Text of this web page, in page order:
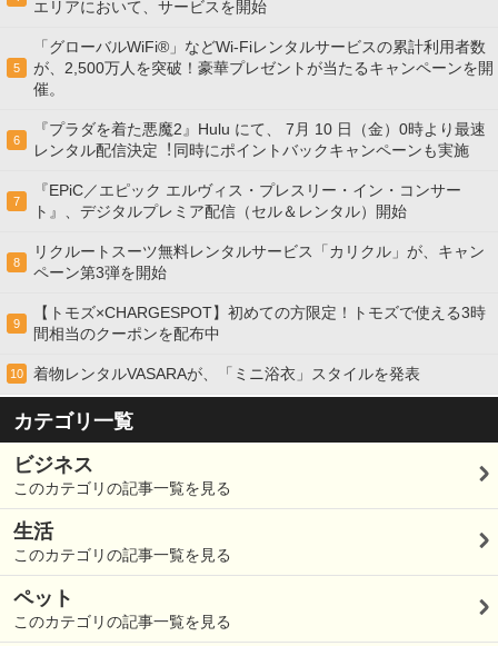
エリアにおいて、サービスを開始
5
「グローバルWiFi®」などWi-Fiレンタルサービスの累計利用者数
が、2,500万人を突破！豪華プレゼントが当たるキャンペーンを開
催。
6
『プラダを着た悪魔2』Hulu にて、 7⽉ 10 ⽇（金）0時より最速
レンタル配信決定︕同時にポイントバックキャンペーンも実施
7
『EPiC／エピック エルヴィス・プレスリー・イン・コンサー
ト』、デジタルプレミア配信（セル＆レンタル）開始
8
リクルートスーツ無料レンタルサービス「カリクル」が、キャン
ペーン第3弾を開始
9
【トモズ×CHARGESPOT】初めての方限定！トモズで使える3時
間相当のクーポンを配布中
10 着物レンタルVASARAが、「ミニ浴衣」スタイルを発表
カテゴリ一覧
ビジネス
このカテゴリの記事一覧を見る
生活
このカテゴリの記事一覧を見る
ペット
このカテゴリの記事一覧を見る